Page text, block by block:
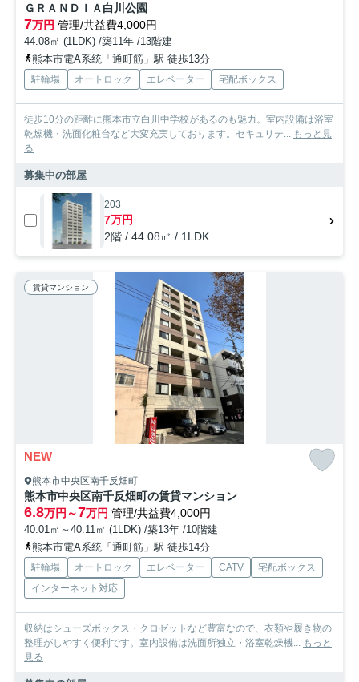
ＧＲＡＮＤＩＡ白川公園
7万円 管理/共益費4,000円
44.08㎡ (1LDK) /築11年 /13階建
熊本市電A系統「通町筋」駅 徒歩13分
駐輪場 オートロック エレベーター 宅配ボックス
徒歩10分の距離に熊本市立白川中学校があるのも魅力。室内設備は浴室
乾燥機・洗面化粧台など大変充実しております。セキュリテ... もっと見
る
募集中の部屋
203
7万円
2階 / 44.08㎡ / 1LDK
賃貸マンション
NEW
熊本市中央区南千反畑町
熊本市中央区南千反畑町の賃貸マンション
6.8万円～7万円 管理/共益費4,000円
40.01㎡～40.11㎡ (1LDK) /築13年 /10階建
熊本市電A系統「通町筋」駅 徒歩14分
駐輪場 オートロック エレベーター CATV
宅配ボックス
インターネット対応
収納はシューズボックス・クロゼットなど豊富なので、衣類や履き物の
整理がしやすく便利です。室内設備は洗面所独立・浴室乾燥機... もっと
見る